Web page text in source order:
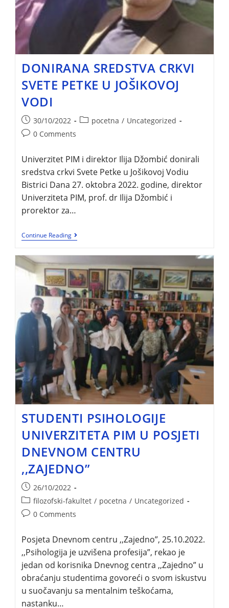
DONIRANA SREDSTVA CRKVI
SVETE PETKE U JOŠIKOVOJ
VODI
30/10/2022 pocetna / Uncategorized
0 Comments
Univerzitet PIM i direktor Ilija Džombić donirali
sredstva crkvi Svete Petke u Jošikovoj Vodiu
Bistrici Dana 27. oktobra 2022. godine, direktor
Univerziteta PIM, prof. dr Ilija Džombić i
prorektor za…
Continue Reading
STUDENTI PSIHOLOGIJE
UNIVERZITETA PIM U POSJETI
DNEVNOM CENTRU
,,ZAJEDNO”
26/10/2022
filozofski-fakultet / pocetna / Uncategorized
0 Comments
Posjeta Dnevnom centru ,,Zajedno”, 25.10.2022.
,,Psihologija je uzvišena profesija”, rekao je
jedan od korisnika Dnevnog centra ,,Zajedno” u
obraćanju studentima govoreći o svom iskustvu
u suočavanju sa mentalnim teškoćama,
nastanku…